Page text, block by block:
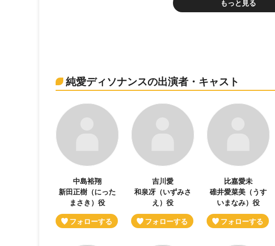
もっと見る
純愛ディソナンスの出演者・キャスト
中島裕翔
新田正樹（にった
まさき）役
吉川愛
和泉冴（いずみさ
え）役
比嘉愛未
碓井愛菜美（うす
いまなみ）役